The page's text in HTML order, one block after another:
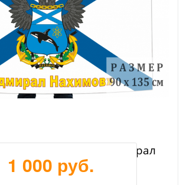
крейсер «Адмирал
1 000 руб.